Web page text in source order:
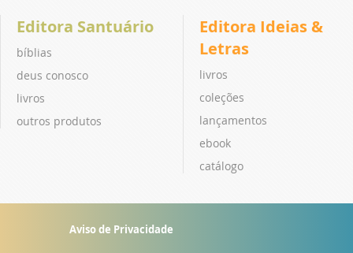
Editora Santuário
bíblias
deus conosco
livros
outros produtos
Editora Ideias &
Letras
livros
coleções
lançamentos
ebook
catálogo
Aviso de Privacidade